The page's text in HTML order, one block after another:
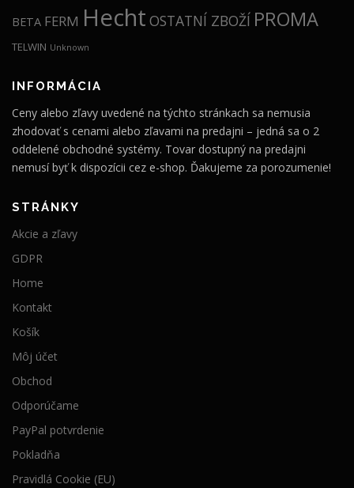
BETA FERM Hecht OSTATNÍ ZBOŽÍ PROMA
TELWIN Unknown
INFORMÁCIA
Ceny alebo zľavy uvedené na týchto stránkach sa nemusia
zhodovať s cenami alebo zľavami na predajni – jedná sa o 2
oddelené obchodné systémy. Tovar dostupný na predajni
nemusí byť k dispozícii cez e-shop. Ďakujeme za porozumenie!
STRÁNKY
Akcie a zľavy
GDPR
Home
Kontakt
Košík
Môj účet
Obchod
Odporúčame
PayPal potvrdenie
Pokladňa
Pravidlá Cookie (EU)